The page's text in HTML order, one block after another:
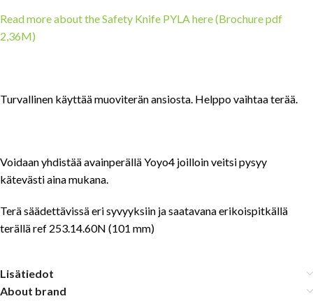
Read more about the Safety Knife PYLA here (Brochure pdf
2,36M)
Turvallinen käyttää muoviterän ansiosta. Helppo vaihtaa terää.
Voidaan yhdistää avainperällä Yoyo4 joilloin veitsi pysyy
kätevästi aina mukana.
Terä säädettävissä eri syvyyksiin ja saatavana erikoispitkällä
terällä ref 253.14.60N (101 mm)
Lisätiedot
About brand